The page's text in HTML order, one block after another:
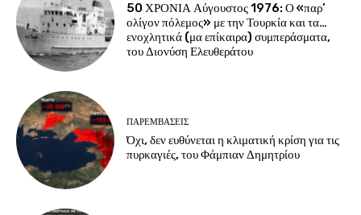
50 ΧΡΟΝΙΑ Αύγουστος 1976: Ο «παρ’
ολίγον πόλεμος» με την Τουρκία και τα…
ενοχλητικά (μα επίκαιρα) συμπεράσματα,
του Διονύση Ελευθεράτου
ΠΑΡΕΜΒΑΣΕΙΣ
Όχι, δεν ευθύνεται η κλιματική κρίση για τις
πυρκαγιές, του Φάμπιαν Δημητρίου